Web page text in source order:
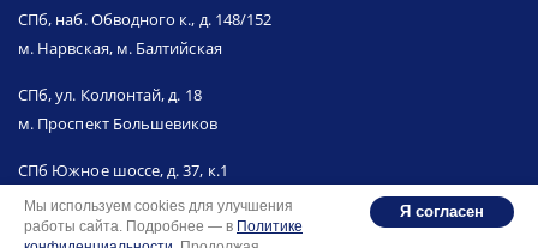
СПб, наб. Обводного к., д. 148/152
м. Нарвская, м. Балтийская
СПб, ул. Коллонтай, д. 18
м. Проспект Большевиков
СПб Южное шоссе, д. 37, к.1
м. Проспект Славы,
м. Ломоносовская
Мы используем cookies для улучшения
работы сайта. Подробнее — в Политике
Я согласен